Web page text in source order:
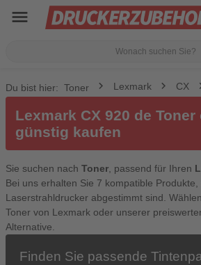
menu
Du bist hier: Toner Lexmark CX
Lexmark CX 920 de Toner
günstig kaufen
Sie suchen nach Toner , passend für Ihren
Bei uns erhalten Sie 7 kompatible
Laserstrahldrucker abgestimmt sind.
Toner von Lexmark oder unserer
Alternative.
Finden Sie passende